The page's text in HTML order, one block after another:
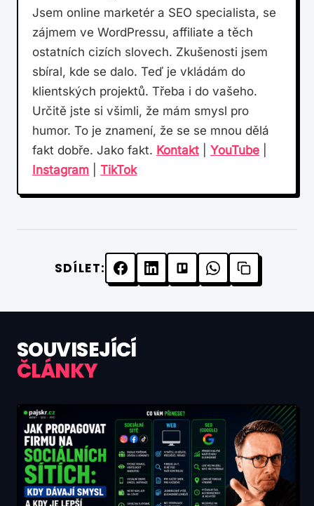
Jsem online marketér a SEO specialista, se
zájmem ve WordPressu, affiliate a těch
ostatních cizích slovech. Zkušenosti jsem
sbíral, kde se dalo. Teď je vkládám do
klientských projektů. Třeba i do vašeho.
Určitě jste si všimli, že mám smysl pro
humor. To je znamení, že se se mnou dělá
fakt dobře. Jako fakt. Kontakt YouTube
Instagram
TikTok
SDÍLET:
SOUVISEJÍCÍ
ČLÁNKY